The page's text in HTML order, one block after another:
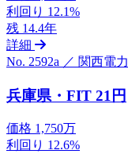
利回り 12.1%
残 14.4年
詳細
No. 2592a ／ 関西電力
兵庫県・FIT 21円
価格 1,750万
利回り 12.6%